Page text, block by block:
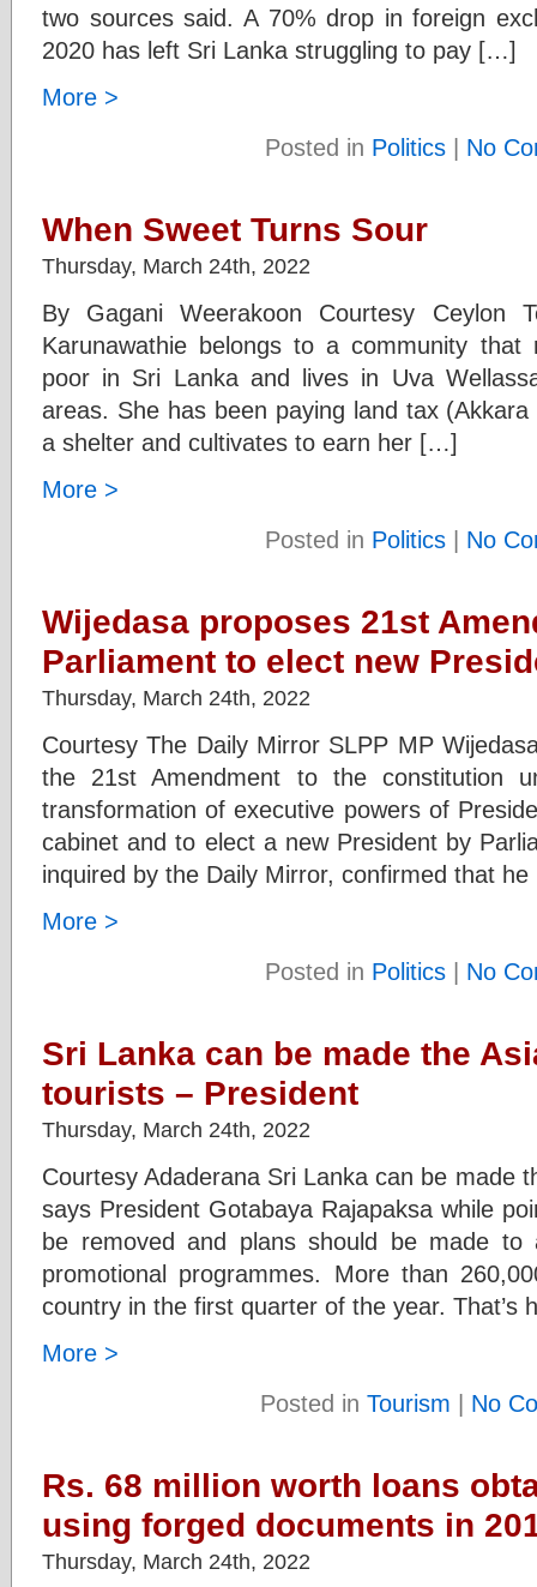
two sources said. A 70% drop in foreign
2020 has left Sri Lanka struggling to pay […]
More >
Posted in Politics | No
When Sweet Turns Sour
Thursday, March 24th, 2022
By Gagani Weerakoon Courtesy Ceylon
Karunawathie belongs to a community
poor in Sri Lanka and lives in Uva
areas. She has been paying land tax
a shelter and cultivates to earn her […]
More >
Posted in Politics | No
Wijedasa proposes 21st
Parliament to elect new
Thursday, March 24th, 2022
Courtesy The Daily Mirror SLPP MP
the 21st Amendment to the constitution
transformation of executive powers of
cabinet and to elect a new President by
inquired by the Daily Mirror, confirmed that
More >
Posted in Politics | No
Sri Lanka can be made the
tourists – President
Thursday, March 24th, 2022
Courtesy Adaderana Sri Lanka can be made
says President Gotabaya Rajapaksa while
be removed and plans should be made to
promotional programmes. More than
country in the first quarter of the year. That’s
More >
Posted in Tourism | No
Rs. 68 million worth loans
using forged documents in
Thursday, March 24th, 2022